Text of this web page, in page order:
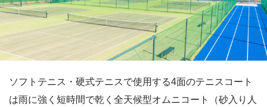
ソフトテニス・硬式テニスで使用する4面のテニスコート
は雨に強く短時間で乾く全天候型オムニコート（砂入り人